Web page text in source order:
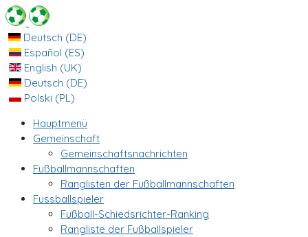
Deutsch (DE)
Español (ES)
English (UK)
Deutsch (DE)
Polski (PL)
Hauptmenü
Gemeinschaft
Gemeinschaftsnachrichten
Fußballmannschaften
Ranglisten der Fußballmannschaften
Fussballspieler
Fußball-Schiedsrichter-Ranking
Rangliste der Fußballspieler